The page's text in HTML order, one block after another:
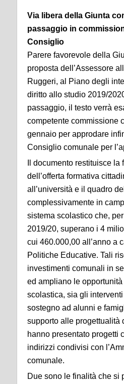
Via libera della Giunta
passaggio in
Consiglio
Parere favorevole della
proposta dell’Assessore
Ruggeri, al Piano degli
diritto allo studio 2019/
passaggio, il testo verrà
competente commissione
gennaio per approdare
Consiglio comunale per
Il documento restituisce
dell’offerta formativa
all’università e il quadro
complessivamente in
sistema scolastico che,
2019/20, superano i 4
cui 460.000,00 all’anno a
Politiche Educative. Tali
investimenti comunali in
ed ampliano le
scolastica, sia gli
sostegno ad alunni e
supporto alle progettualità
hanno presentato progetti
indirizzi condivisi con
comunale.
Due sono le finalità che si